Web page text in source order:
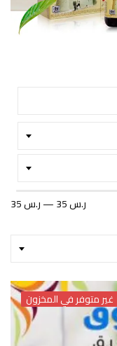
35 ر.س— 35 ر.س
غير متوفر في المخزون
غير متوفر في المخزون